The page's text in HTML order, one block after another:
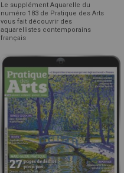
Le supplément Aquarelle du
numéro 183 de Pratique des Arts
vous fait découvrir des
aquarellistes contemporains
français